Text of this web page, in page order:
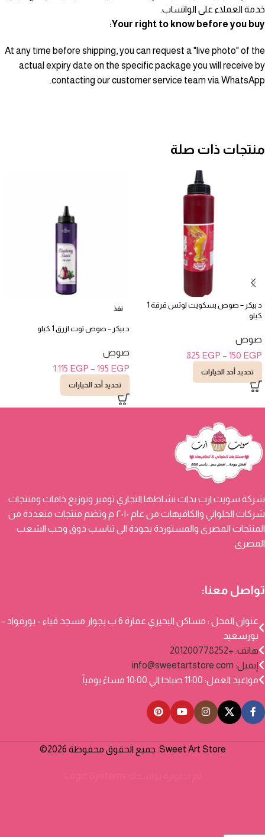
خدمة العملاء على الواتساب.
Your right to know before you buy:
At any time before shipping, you can request a "live photo" of the
actual expiry date on the specific package you will receive by
contacting our customer service team via WhatsApp.
منتجات ذات صلة
د بيكر – صوص بسكويت لوتس قرفة 1
كيلو
صوص
150 EGP
–
825 EGP
تحديد أحد الخيارات
نفذ
د بيكر – صوص توت ازرق 1 كيلو
صوص
195 EGP
–
1.115 EGP
تحديد أحد الخيارات
شركة سويت ارت بدات نشاطها التجاري توفير وتوزيع خامات ومنتجات
شركات الحلواني والكافيهات من عام ٢٠١٠ م وتضم منتجات متعددة من
المنتجات المصرى والمستوردة بجودة الي تناسب ذوق وحب الشعب
المصرى
تواصل معنا:
عنوان المحل : مساكن البحيري عمارة 6 ب بجوار مسجد قباء - بورفواد -
بورسعيد
هاتف: +201200778252
إيميل: info@sweetartstore.com
مواعيد العمل: 11:00 صباحا الي 10:00 مساءً يومياً
Sweet Art Store. جميع الحقوق محفوظة 2026©